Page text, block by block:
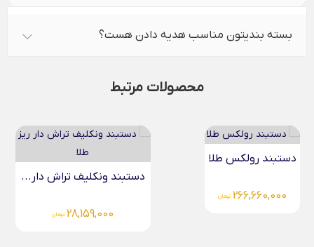
بسته بندیتون مناسب هدیه دادن هست؟
محصولات مرتبط
دستبند تیفانی طلا